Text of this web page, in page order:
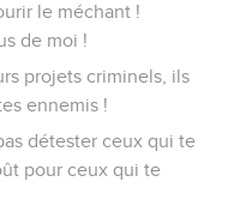
le méchant !
de moi !
projets criminels, ils
ennemis !
détester ceux qui te
pour ceux qui te